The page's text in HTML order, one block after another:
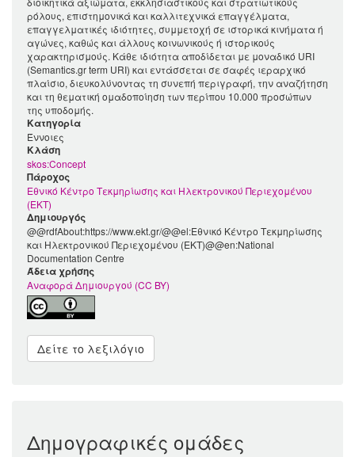
ρόλους, επιστημονικά και καλλιτεχνικά επαγγέλματα,
επαγγελματικές ιδιότητες, συμμετοχή σε ιστορικά κινήματα ή
αγώνες, καθώς και άλλους κοινωνικούς ή ιστορικούς
χαρακτηρισμούς. Κάθε ιδιότητα αποδίδεται με μοναδικό URI
(Semantics.gr term URI) και εντάσσεται σε σαφές ιεραρχικό
πλαίσιο, διευκολύνοντας τη συνεπή περιγραφή, την αναζήτηση
και τη θεματική ομαδοποίηση των περίπου 10.000 προσώπων
της υποδομής.
Κατηγορία
Έννοιες
Kλάση
skos:Concept
Πάροχος
Εθνικό Κέντρο Τεκμηρίωσης και Ηλεκτρονικού Περιεχομένου
(ΕΚΤ)
Δημιουργός
@@rdfAbout:https://www.ekt.gr/@@el:Εθνικό Κέντρο Τεκμηρίωσης
και Ηλεκτρονικού Περιεχομένου (ΕΚΤ)@@en:National
Documentation Centre
Άδεια χρήσης
Αναφορά Δημιουργού (CC BY)
Δείτε το λεξιλόγιο
Δημογραφικές ομάδες